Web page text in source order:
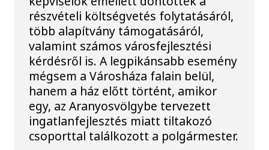
részvételi költségvetés folytatásáról,
több alapítvány támogatásáról,
valamint számos városfejlesztési
kérdésről is. A legpikánsabb esemény
mégsem a Városháza falain belül,
hanem a ház előtt történt, amikor
egy, az Aranyosvölgybe tervezett
ingatlanfejlesztés miatt tiltakozó
csoporttal találkozott a polgármester.